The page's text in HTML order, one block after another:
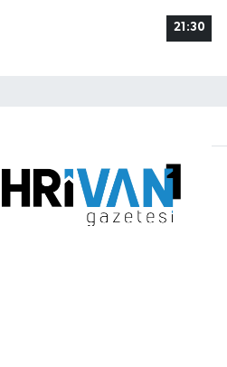
21:30